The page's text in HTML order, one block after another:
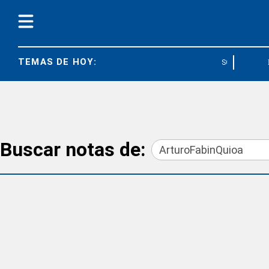
TEMAS DE HOY: SOECRA
Buscar notas de: